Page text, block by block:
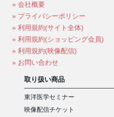
» 会社概要
» プライバシーポリシー
» 利用規約(サイト全体)
» 利用規約(ショッピング会員)
» 利用規約(映像配信)
» お問い合わせ
取り扱い商品
東洋医学セミナー
映像配信チケット